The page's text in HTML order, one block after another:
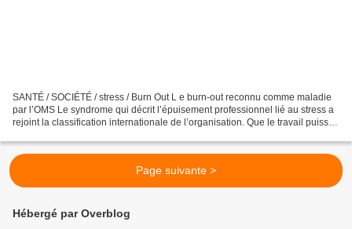
SANTÉ / SOCIÉTÉ / stress / Burn Out L e burn-out reconnu comme maladie
par l’OMS Le syndrome qui décrit l’épuisement professionnel lié au stress a
rejoint la classification internationale de l’organisation. Que le travail puisse
Page suivante >
Hébergé par Overblog